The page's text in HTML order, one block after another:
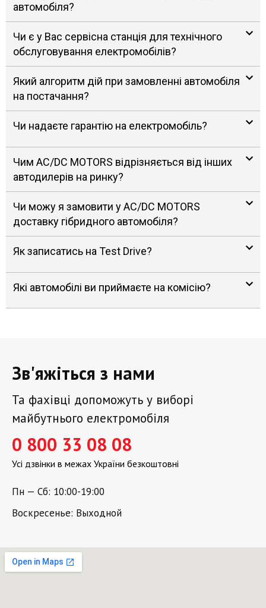
автомобіля?
Чи є у Вас сервісна станція для технічного
обслуговування електромобілів?
Який алгоритм дій при замовленні автомобіля
на постачання?
Чи надаєте гарантію на електромобіль?
Чим AC/DC MOTORS відрізняється від інших
автодилерів на ринку?
Чи можу я замовити у AC/DC MOTORS
доставку гібридного автомобіля?
Як записатись на Test Drive?
Які автомобілі ви приймаєте на комісію?
Зв'яжіться з нами
Та фахівці допоможуть у виборі
майбутнього електромобіля
0 800 33 08 08
Усі дзвінки в межах України безкоштовні
Пн — Сб: 10:00-19:00
Воскресенье: Выходной